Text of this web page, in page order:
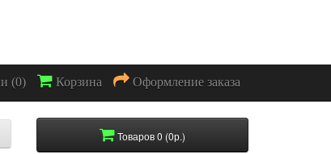
(0) Корзина Оформление заказа
Товаров 0 (0р.)